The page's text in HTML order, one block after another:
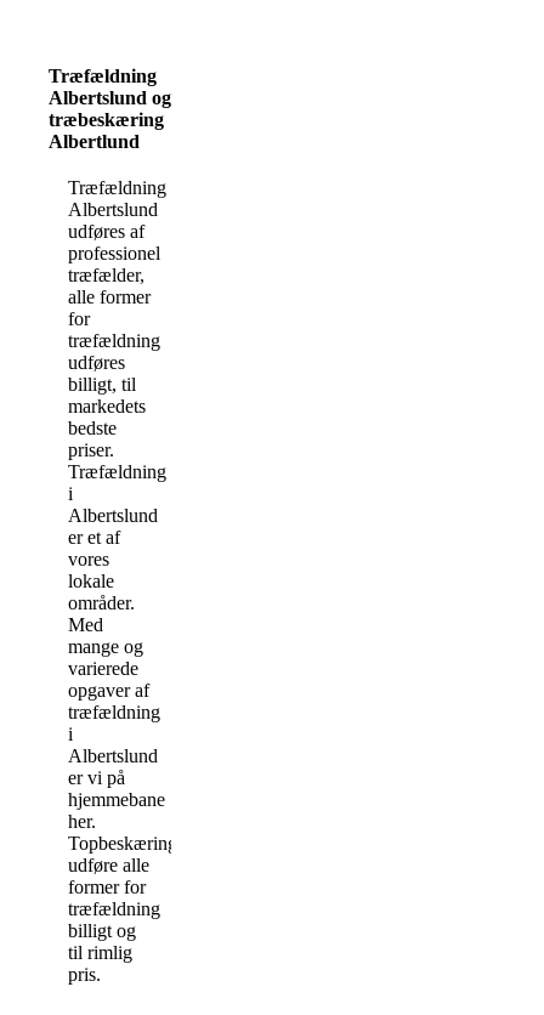
Træfældning
Albertslund og
træbeskæring
Albertlund
Træfældning
Albertslund
udføres af
professionel
træfælder,
alle former
for
træfældning
udføres
billigt, til
markedets
bedste
priser.
Træfældning
i
Albertslund
er et af
vores
lokale
områder.
Med
mange og
varierede
opgaver af
træfældning
i
Albertslund
er vi på
hjemmebane
her.
Topbeskæring.dk
udføre alle
former for
træfældning
billigt og
til rimlig
pris.